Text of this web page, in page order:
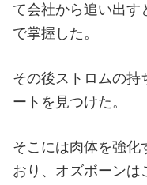
て会社から追い出す
で掌握した。
その後ストロムの持
ートを見つけた。
そこには肉体を強化
おり、オズボーンは